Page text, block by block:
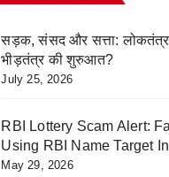
सड़क, संसद और सत्ता:
भीड़तंत्र की शुरुआत?
July 25, 2026
RBI Lottery Scam Alert:
Using RBI Name Target
May 29, 2026